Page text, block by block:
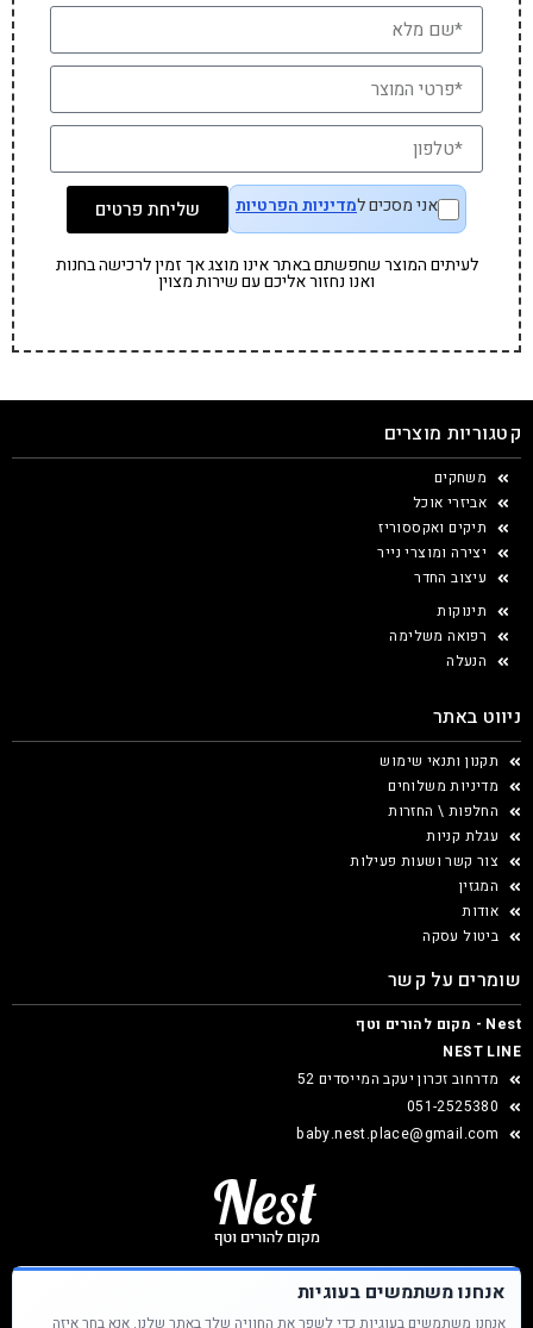
אני מסכים למדיניות הפרטיות שליחת פרטים
לעיתים המוצר שחפשתם באתר אינו מוצג אך זמין לרכישה בחנות
ואנו נחזור אליכם עם שירות מצוין
קטגוריות מוצרים
משחקים
אביזרי אוכל
תיקים ואקססוריז
יצירה ומוצרי נייר
עיצוב החדר
תינוקות
רפואה משלימה
הנעלה
ניווט באתר
תקנון ותנאי שימוש
מדיניות משלוחים
החלפות \ החזרות
עגלת קניות
צור קשר ושעות פעילות
המגזין
אודות
ביטול עסקה
שומרים על קשר
Nest - מקום להורים וטף
NEST LINE
מדרחוב זכרון יעקב המייסדים 52
051-2525380
baby.nest.place@gmail.com
אנחנו משתמשים בעוגיות
אנחנו משתמשים בעוגיות כדי לשפר את החוויה שלך באתר שלנו. אנא בחר איזה